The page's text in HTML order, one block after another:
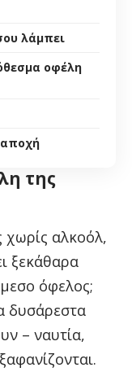
λάμπει
οφέλη
αποχή
της
χωρίς αλκοόλ,
ξεκάθαρα
όφελος;
δυσάρεστα
– ναυτία,